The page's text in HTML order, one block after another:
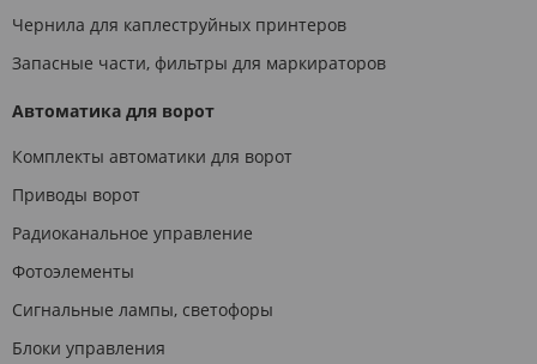
Чернила для каплеструйных принтеров
Запасные части, фильтры для маркираторов
Автоматика для ворот
Комплекты автоматики для ворот
Приводы ворот
Радиоканальное управление
Фотоэлементы
Сигнальные лампы, светофоры
Блоки управления